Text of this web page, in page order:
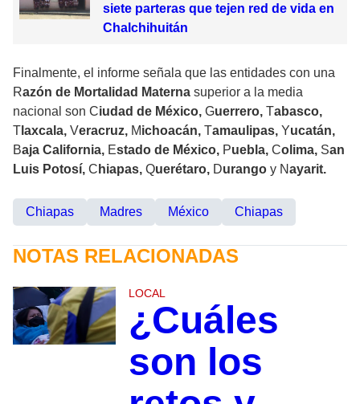
siete parteras que tejen red de vida en
Chalchihuitán
Finalmente, el informe señala que las entidades con una
Razón de Mortalidad Materna superior a la media
nacional son Ciudad de México, Guerrero, Tabasco,
T laxcala, Veracruz, Michoacán, Tamaulipas, Yucatán,
Baja California, Estado de México, Puebla, Colima, San
Luis Potosí, C hiapas, Querétaro, Durango y Nayarit.
Chiapas Madres México Chiapas
NOTAS RELACIONADAS
LOCAL
¿Cuáles
son los